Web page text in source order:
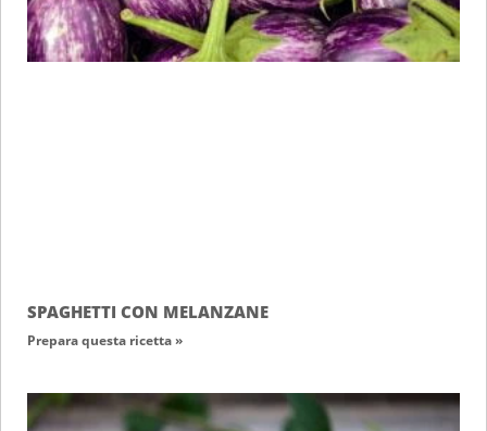
SPAGHETTI CON MELANZANE
Prepara questa ricetta »